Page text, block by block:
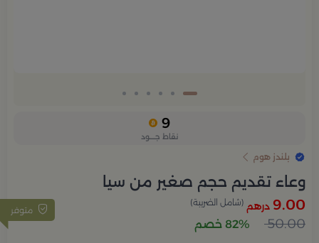
9
نقاط جــــود
بلندز هوم
وعاء تقديم حجم صغير من سيا
متوفر 9.00 درهم (شامل الضريبة)
50.00 82% خصم